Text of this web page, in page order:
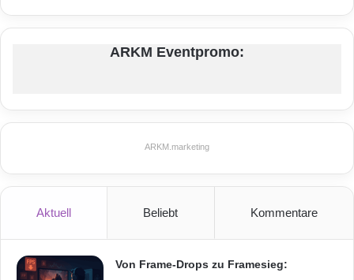
ARKM Eventpromo:
ARKM.marketing
Aktuell Beliebt Kommentare
Von Frame-Drops zu Framesieg: